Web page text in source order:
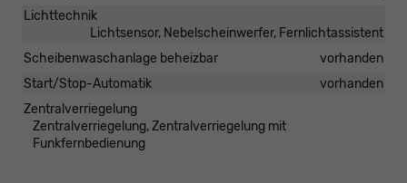
Lichttechnik
Lichtsensor, Nebelscheinwerfer, Fernlichtassistent
Scheibenwaschanlage beheizbar
vorhanden
Start/Stop-Automatik
vorhanden
Zentralverriegelung
Zentralverriegelung, Zentralverriegelung mit
Funkfernbedienung